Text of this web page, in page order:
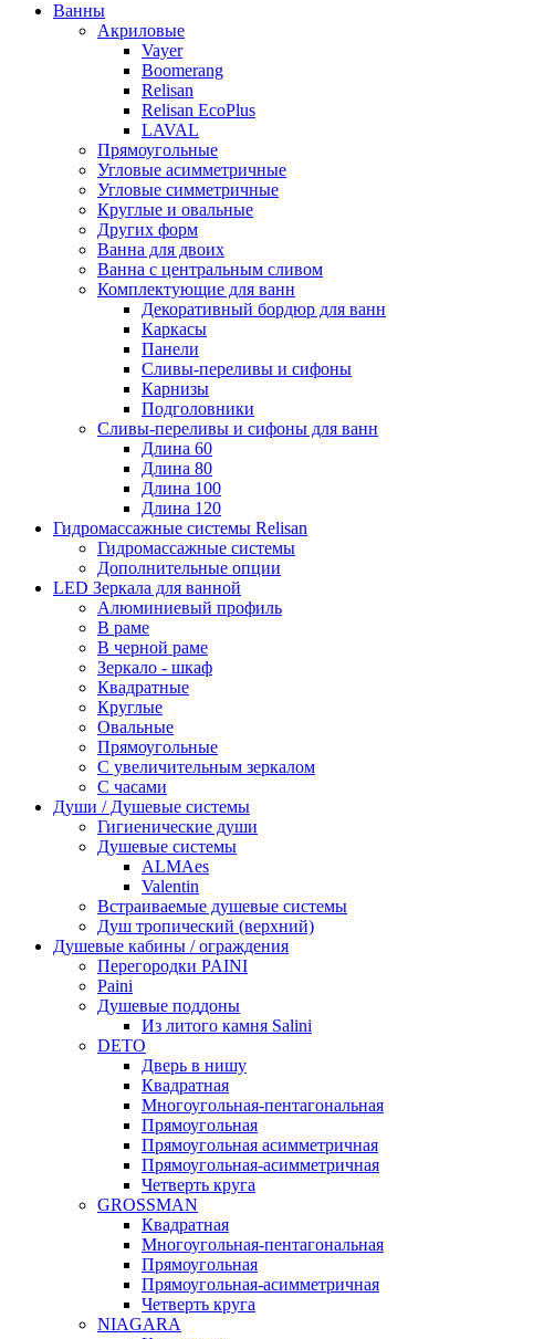
Ванны
Акриловые
Vayer
Boomerang
Relisan
Relisan EcoPlus
LAVAL
Прямоугольные
Угловые асимметричные
Угловые симметричные
Круглые и овальные
Других форм
Ванна для двоих
Ванна с центральным сливом
Комплектующие для ванн
Декоративный бордюр для ванн
Каркасы
Панели
Сливы-переливы и сифоны
Карнизы
Подголовники
Сливы-переливы и сифоны для ванн
Длина 60
Длина 80
Длина 100
Длина 120
Гидромассажные системы Relisan
Гидромассажные системы
Дополнительные опции
LED Зеркала для ванной
Алюминиевый профиль
В раме
В черной раме
Зеркало - шкаф
Квадратные
Круглые
Овальные
Прямоугольные
С увеличительным зеркалом
С часами
Души / Душевые системы
Гигиенические души
Душевые системы
ALMAes
Valentin
Встраиваемые душевые системы
Душ тропический (верхний)
Душевые кабины / ограждения
Перегородки PAINI
Paini
Душевые поддоны
Из литого камня Salini
DETO
Дверь в нишу
Квадратная
Многоугольная-пентагональная
Прямоугольная
Прямоугольная асимметричная
Прямоугольная-асимметричная
Четверть круга
GROSSMAN
Квадратная
Многоугольная-пентагональная
Прямоугольная
Прямоугольная-асимметричная
Четверть круга
NIAGARA